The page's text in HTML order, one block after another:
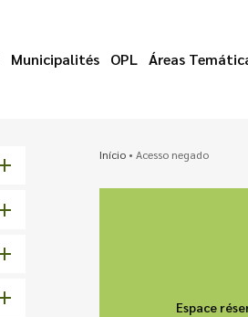
Municipalités OPL Áreas
Início• Acesso negado
Espace